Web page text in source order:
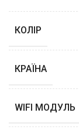
КОЛІР
КРАЇНА
WIFI МОДУЛЬ